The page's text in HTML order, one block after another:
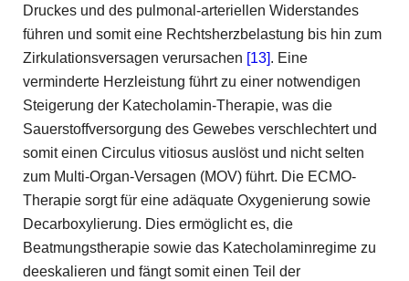
Druckes und des pulmonal-­arteriellen Widerstandes
führen und somit eine Rechtsherzbelastung bis hin zum
Zirkulationsversagen verursachen [13]. Eine
verminderte Herzleistung führt zu einer notwendigen
Steigerung der Katecholamin-Therapie, was die
Sauerstoffversorgung des Gewebes verschlechtert und
somit einen Circulus vitiosus auslöst und nicht selten
zum Multi-Organ-Versagen (MOV) führt. Die ECMO-
Therapie sorgt für eine adäquate Oxygenierung sowie
Decarboxylierung. Dies ermöglicht es, die
Beatmungstherapie sowie das Katecholaminregime zu
deeskalieren und fängt somit einen Teil der